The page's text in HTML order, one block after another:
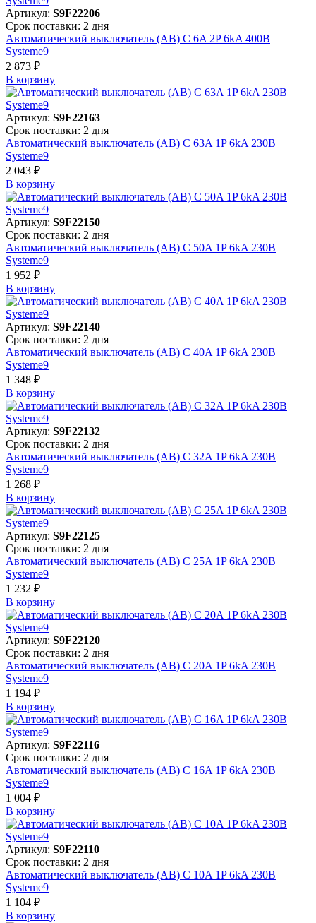
Артикул: S9F22206
Срок поставки: 2 дня
Автоматический выключатель (АВ) C 6A 2P 6kA 400В
Systeme9
2 873 ₽
В корзинy
Артикул: S9F22163
Срок поставки: 2 дня
Автоматический выключатель (АВ) C 63A 1P 6kA 230В
Systeme9
2 043 ₽
В корзинy
Артикул: S9F22150
Срок поставки: 2 дня
Автоматический выключатель (АВ) C 50A 1P 6kA 230В
Systeme9
1 952 ₽
В корзинy
Артикул: S9F22140
Срок поставки: 2 дня
Автоматический выключатель (АВ) C 40A 1P 6kA 230В
Systeme9
1 348 ₽
В корзинy
Артикул: S9F22132
Срок поставки: 2 дня
Автоматический выключатель (АВ) C 32A 1P 6kA 230В
Systeme9
1 268 ₽
В корзинy
Артикул: S9F22125
Срок поставки: 2 дня
Автоматический выключатель (АВ) C 25A 1P 6kA 230В
Systeme9
1 232 ₽
В корзинy
Артикул: S9F22120
Срок поставки: 2 дня
Автоматический выключатель (АВ) C 20A 1P 6kA 230В
Systeme9
1 194 ₽
В корзинy
Артикул: S9F22116
Срок поставки: 2 дня
Автоматический выключатель (АВ) C 16A 1P 6kA 230В
Systeme9
1 004 ₽
В корзинy
Артикул: S9F22110
Срок поставки: 2 дня
Автоматический выключатель (АВ) C 10A 1P 6kA 230В
Systeme9
1 104 ₽
В корзинy